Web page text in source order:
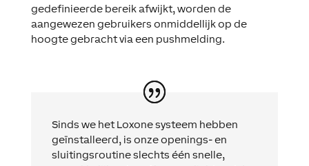
gedefinieerde bereik afwijkt, worden de
aangewezen gebruikers onmiddellijk op de
hoogte gebracht via een pushmelding.
Sinds we het Loxone systeem hebben
geïnstalleerd, is onze openings- en
sluitingsroutine slechts één snelle,